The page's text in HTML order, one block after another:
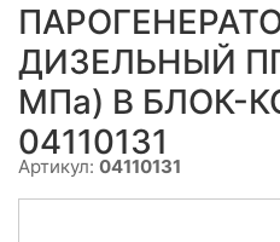
ДИЗЕЛЬНЫЙ
МПа) В БЛОК-
04110131
Артикул: 04110131